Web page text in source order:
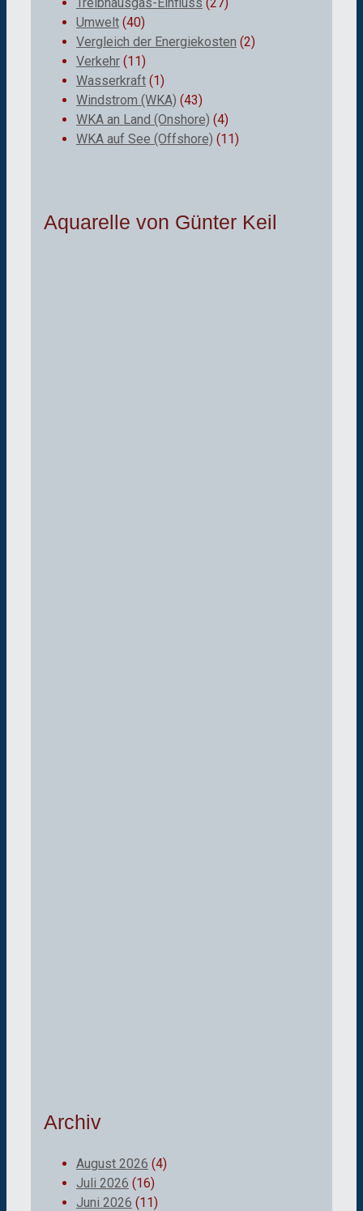
Umwelt (40)
Vergleich der Energiekosten (2)
Verkehr (11)
Wasserkraft (1)
Windstrom (WKA) (43)
WKA an Land (Onshore) (4)
WKA auf See (Offshore) (11)
Aquarelle von Günter Keil
Archiv
August 2026 (4)
Juli 2026 (16)
Juni 2026 (11)